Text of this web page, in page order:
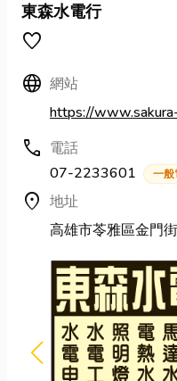
東森水電行
favorite
Language 網站
https://
call 電話
07-2233601
一般
location_on 地址
高雄市苓雅區金門